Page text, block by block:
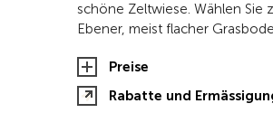
schöne Zeltwiese. Wählen Sie
Ebener, meist flacher
Preise
Rabatte und